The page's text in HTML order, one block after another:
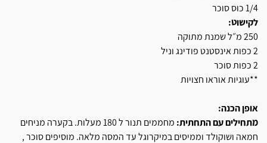
1/4 כוס סוכר
לקישוט:
250 מ״ל שמנת מתוקה
2 כפות אינסטנט פודינג וניל
2 כפות סוכר
**עוגיות אוראו חצויות
אופן הכנה:
מתחילים עם התחתית:
מחממים תנור ל 180 מעלות. בקערה מניחים
חמאה ושוקולד וממיסים במיקרוגל עד המסה מלאה. מוסיפים סוכר ,